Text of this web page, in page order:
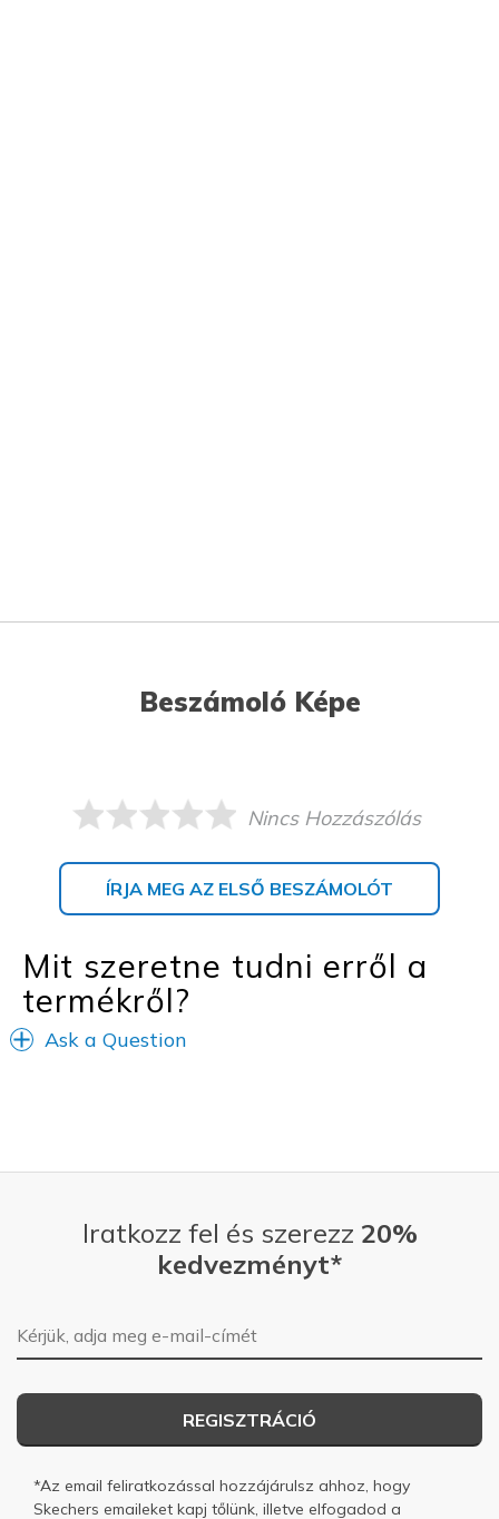
Beszámoló Képe
Nincs Hozzászólás
ÍRJA MEG AZ ELSŐ BESZÁMOLÓT
Mit szeretne tudni erről a
termékről?
Ask a Question
Iratkozz fel és szerezz 20%
kedvezményt*
E-mail-cím
REGISZTRÁCIÓ
*Az email feliratkozással hozzájárulsz ahhoz, hogy
Skechers emaileket kapj tőlünk, illetve elfogadod a